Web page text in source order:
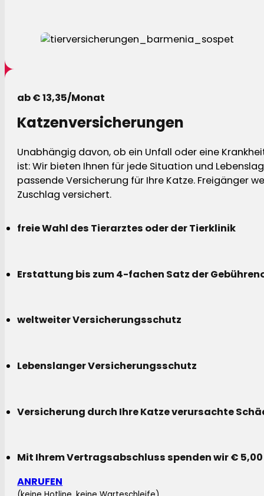
ab € 13,35/Monat
Katzenversicherungen
Unabhängig davon, ob ein Unfall oder eine
ist: Wir bieten Ihnen für jede Situation und
passende Versicherung für Ihre Katze. Freigänger
Zuschlag versichert.
freie Wahl des Tierarztes oder der Tierklinik
Erstattung bis zum 4-fachen Satz der
weltweiter Versicherungsschutz
Lebenslanger Versicherungsschutz
Versicherung durch Ihre Katze verursachte
Mit Ihrem Vertragsabschluss spenden wir €
ANRUFEN